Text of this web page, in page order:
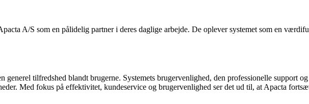
A/S som en pålidelig partner i deres daglige arbejde. De oplever systemet som en
generel tilfredshed blandt brugerne. Systemets brugervenlighed, den professionelle support
Med fokus på effektivitet, kundeservice og brugervenlighed ser det ud til, at Apacta